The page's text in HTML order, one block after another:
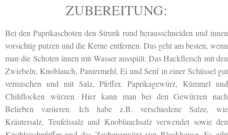
ZUBEREITUNG:
Bei den Paprikaschoten den Strunk rund herausschneiden und innen
vorsichtig putzen und die Kerne entfernen. Das geht am besten, wenn
man die Schoten innen mit Wasser ausspült. Das Hackfleisch mit den
Zwiebeln, Knoblauch, Paniermehl, Ei und Senf in einer Schüssel gut
vermischen und mit Salz, Pfeffer, Paprikagewürz, Kümmel und
Chiliflocken würzen. Hier kann man bei den Gewürzen nach
Belieben variieren. Ich habe z.B. verschiedene Salze, wie
Kräutersalz, Teufelssalz und Knoblauchsalz verwendet sowie den